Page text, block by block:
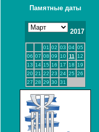
Памятные даты
2017
01 02 03 04 05
06 07 08 09 10 11
12
13 14 15 16 17 18
19
20 21 22 23 24 25 26
27 28 29 30 31